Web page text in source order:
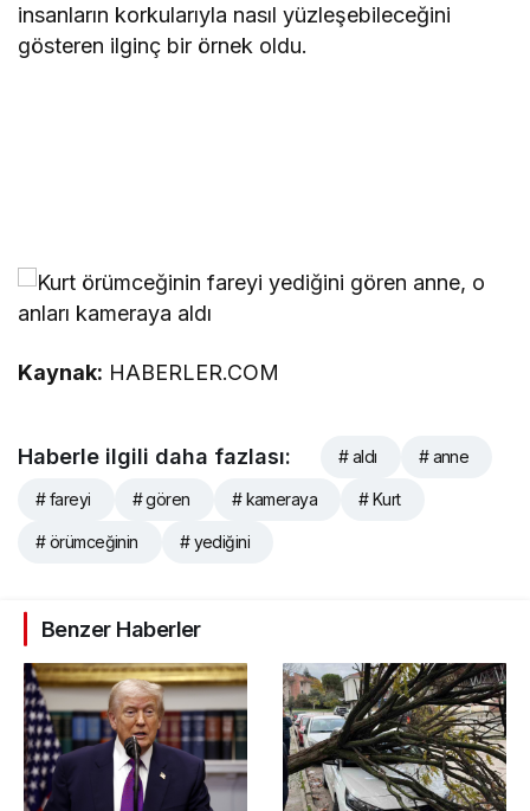
insanların korkularıyla nasıl yüzleşebileceğini
gösteren ilginç bir örnek oldu.
Kaynak: HABERLER.COM
Haberle ilgili daha fazlası: # aldı # anne
# fareyi # gören # kameraya # Kurt
# örümceğinin # yediğini
Benzer Haberler